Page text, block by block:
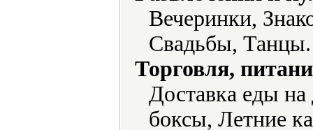
Вечеринки,
Свадьбы, Танцы.
Торговля,
Доставка еды
боксы, Летние